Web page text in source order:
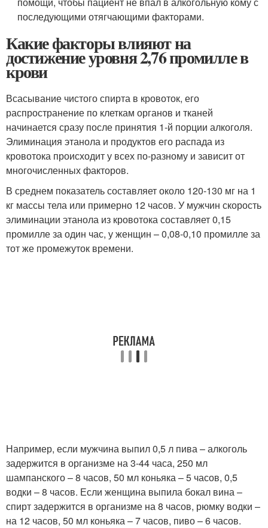
последующими отягчающими факторами.
Какие факторы влияют на
достижение уровня 2,76 промилле в
крови
Всасывание чистого спирта в кровоток, его
распространение по клеткам органов и тканей
начинается сразу после принятия 1-й порции алкоголя.
Элиминация этанола и продуктов его распада из
кровотока происходит у всех по-разному и зависит от
многочисленных факторов.
В среднем показатель составляет около 120-130 мг на 1
кг массы тела или примерно 12 часов. У мужчин скорость
элиминации этанола из кровотока составляет 0,15
промилле за один час, у женщин – 0,08-0,10 промилле за
тот же промежуток времени.
Например, если мужчина выпил 0,5 л пива – алкоголь
задержится в организме на 3-44 часа, 250 мл
шампанского – 8 часов, 50 мл коньяка – 5 часов, 0,5
водки – 8 часов. Если женщина выпила бокал вина –
спирт задержится в организме на 8 часов, рюмку водки –
на 12 часов, 50 мл коньяка – 7 часов, пиво – 6 часов.